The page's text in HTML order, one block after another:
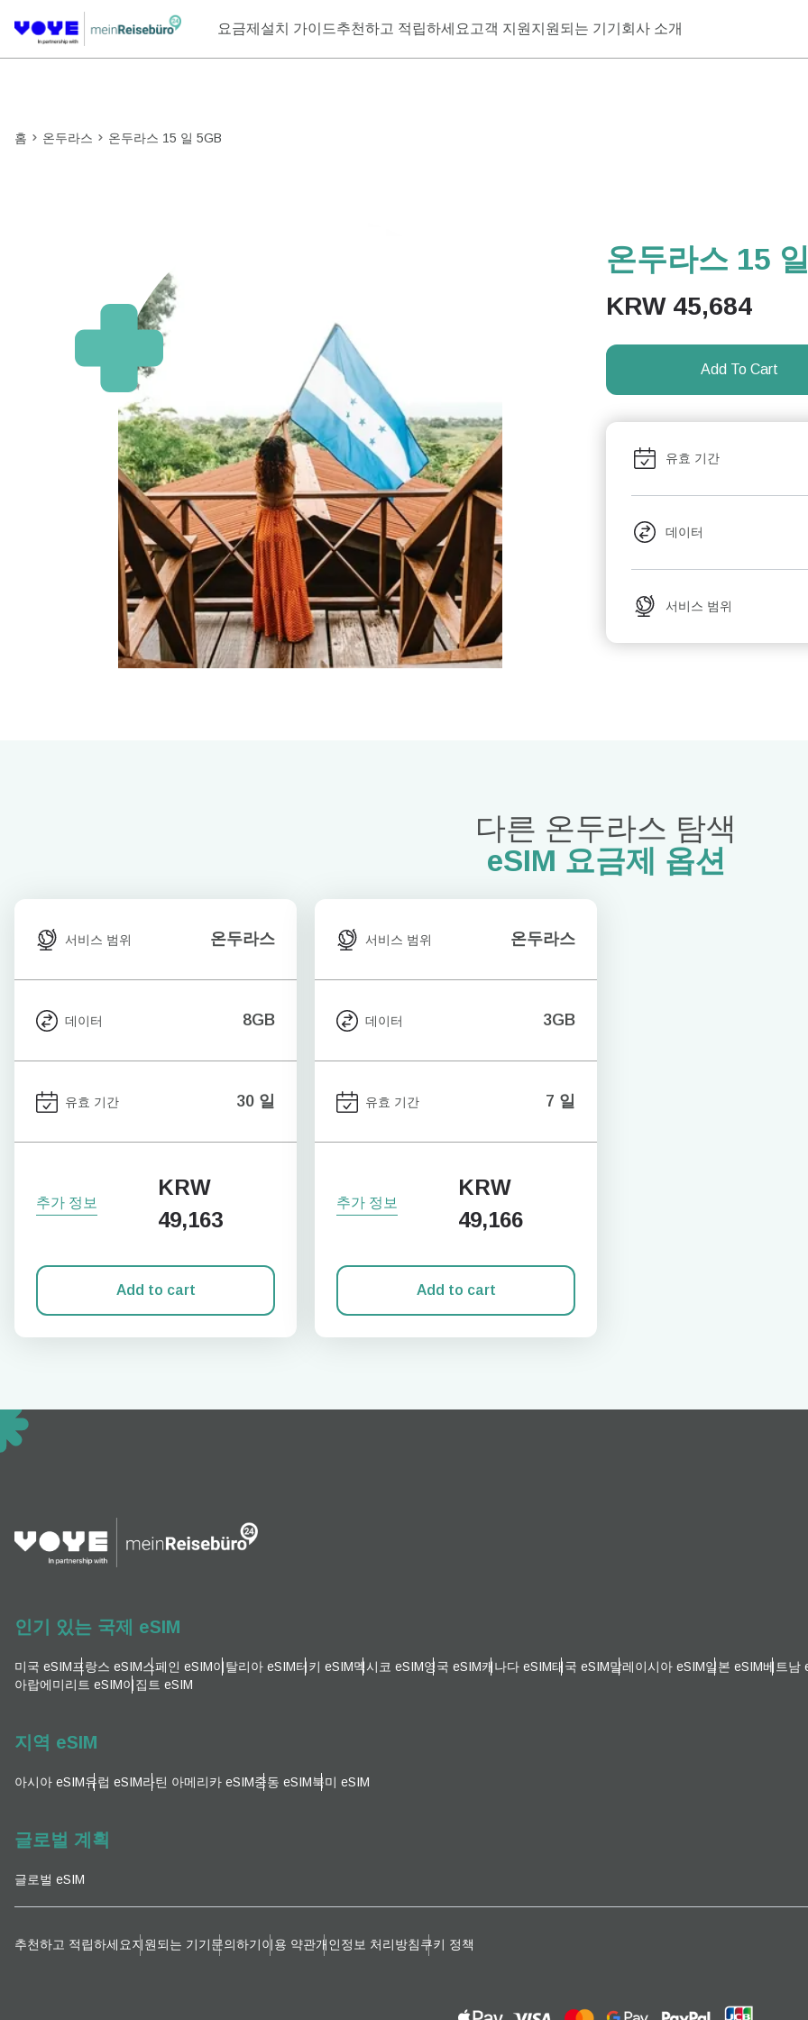
요금제 설치 가이드추천하고 적립하세요 고객 지원 지원되는 기기 회사 소개
홈 온두라스 온두라스 15 일 5GB
온두라스 15
KRW45,684
Add To Cart
유효 기간
데이터
서비스 범위
다른 온두라스 탐색
eSIM 요금제 옵션
서비스 범위 온두라스
데이터 8GB
유효 기간 30 일
추가 정보
KRW
49,163
Add to cart
서비스 범위 온두라스
데이터 3GB
유효 기간 7 일
추가 정보
KRW
49,166
Add to cart
인기 있는 국제 eSIM
미국 eSIM프랑스 eSIM스페인 eSIM이탈리아 eSIM터키 eSIM멕시코 eSIM영국 eSIM캐나다 eSIM태국 eSIM말레이시아 eSIM일본 eSIM베트남
아랍에미리트 eSIM이집트 eSIM
지역 eSIM
아시아 eSIM유럽 ​​eSIM라틴 아메리카 eSIM중동 eSIM북미 eSIM
글로벌 계획
글로벌 eSIM
추천하고 적립하세요지원되는 기기문의하기이용 약관개인정보 처리방침쿠키 정책
Deutsch Français
통화 선택:
EUR - 유로